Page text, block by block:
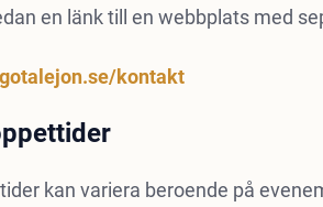
en länk till en webbplats med
kontakt
kan variera beroende på